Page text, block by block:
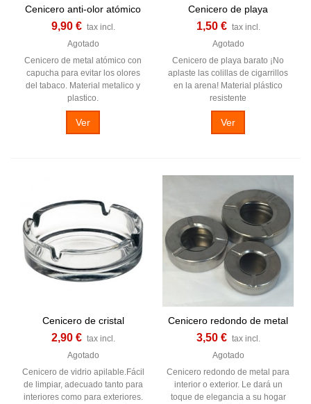
Cenicero anti-olor atómico
9,90 € tax incl.
Agotado
Cenicero de metal atómico con
capucha para evitar los olores
del tabaco. Material metalico y
plastico.
Ver
Cenicero de playa
1,50 € tax incl.
Agotado
Cenicero de playa barato ¡No
aplaste las colillas de cigarrillos
en la arena! Material plástico
resistente
Ver
Cenicero de cristal
2,90 € tax incl.
Agotado
Cenicero de vidrio apilable.Fácil
de limpiar, adecuado tanto para
interiores como para exteriores.
Cenicero redondo de metal
3,50 € tax incl.
Agotado
Cenicero redondo de metal para
interior o exterior. Le dará un
toque de elegancia a su hogar